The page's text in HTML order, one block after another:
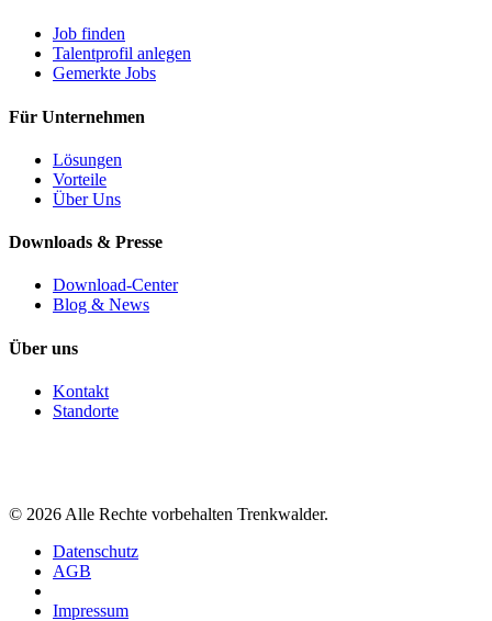
Job finden
Talentprofil anlegen
Gemerkte Jobs
Für Unternehmen
Lösungen
Vorteile
Über Uns
Downloads & Presse
Download-Center
Blog & News
Über uns
Kontakt
Standorte
© 2026 Alle Rechte vorbehalten Trenkwalder.
Datenschutz
AGB
Impressum